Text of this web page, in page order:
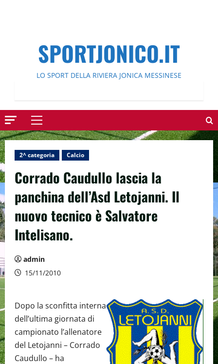
SPORTJONICO.IT
LO SPORT DELLA RIVIERA JONICA MESSINESE
Menu
principale
2^ categoria Calcio
Corrado Caudullo lascia la
panchina dell’Asd Letojanni. Il
nuovo tecnico è Salvatore
Intelisano.
admin
15/11/2010
Dopo la sconfitta interna
dell’ultima giornata di
campionato l’allenatore
del Letojanni – Corrado
Caudullo – ha